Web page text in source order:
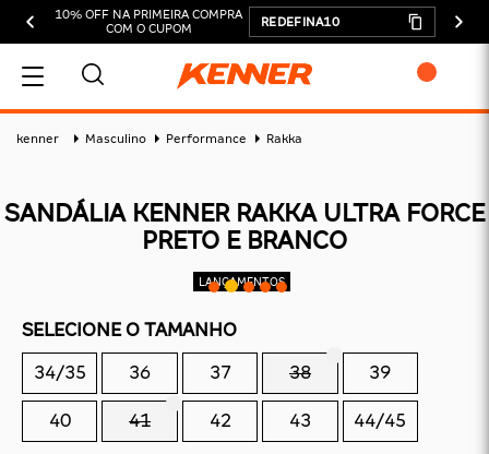
10% OFF NA PRIMEIRA COMPRA
COM O CUPOM
REDEFINA10
MEU CARRINHO
TOTAL:
CONTINUAR COMPRANDO
kenner Masculino Performance Rakka
SANDÁLIA KENNER RAKKA ULTRA FORCE
PRETO E BRANCO
SELECIONE O TAMANHO
34/35 36 37 38 39
40 41 42 43 44/45